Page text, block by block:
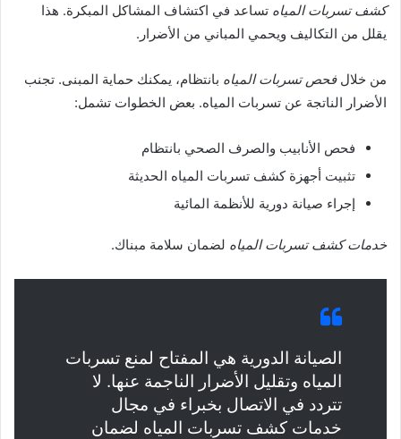
كشف تسربات المياه تساعد في اكتشاف المشاكل المبكرة. هذا
يقلل من التكاليف ويحمي المباني من الأضرار.
من خلالفحص تسربات المياه بانتظام، يمكنك حماية المبنى. تجنب
الأضرار الناتجة عن تسربات المياه. بعض الخطوات تشمل:
فحص الأنابيب والصرف الصحي بانتظام
تثبيت أجهزة كشف تسربات المياه الحديثة
إجراء صيانة دورية للأنظمة المائية
خدمات كشف تسربات المياه لضمان سلامة مبناك.
الصيانة الدورية هي المفتاح لمنع تسربات
المياه وتقليل الأضرار الناجمة عنها. لا
تتردد في الاتصال بخبراء في مجال
خدمات كشف تسربات المياه لضمان